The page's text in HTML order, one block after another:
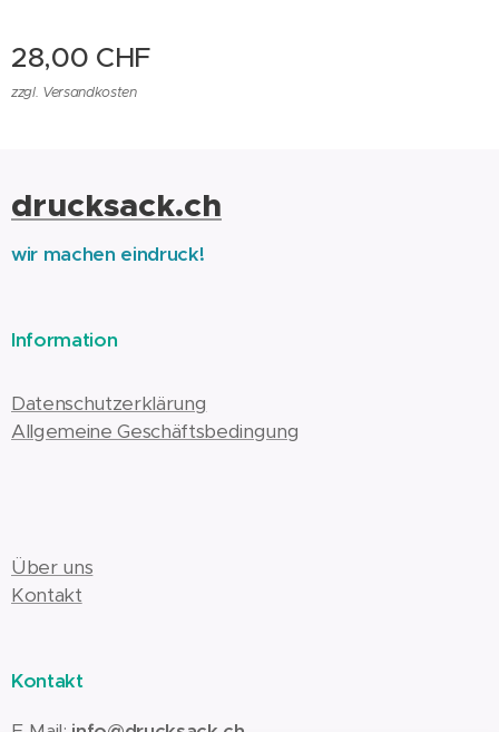
28,00 CHF
zzgl. Versandkosten
drucksack.ch
wir machen eindruck!
Information
Datenschutzerklärung
Allgemeine Geschäftsbedingung
Über uns
Kontakt
Kontakt